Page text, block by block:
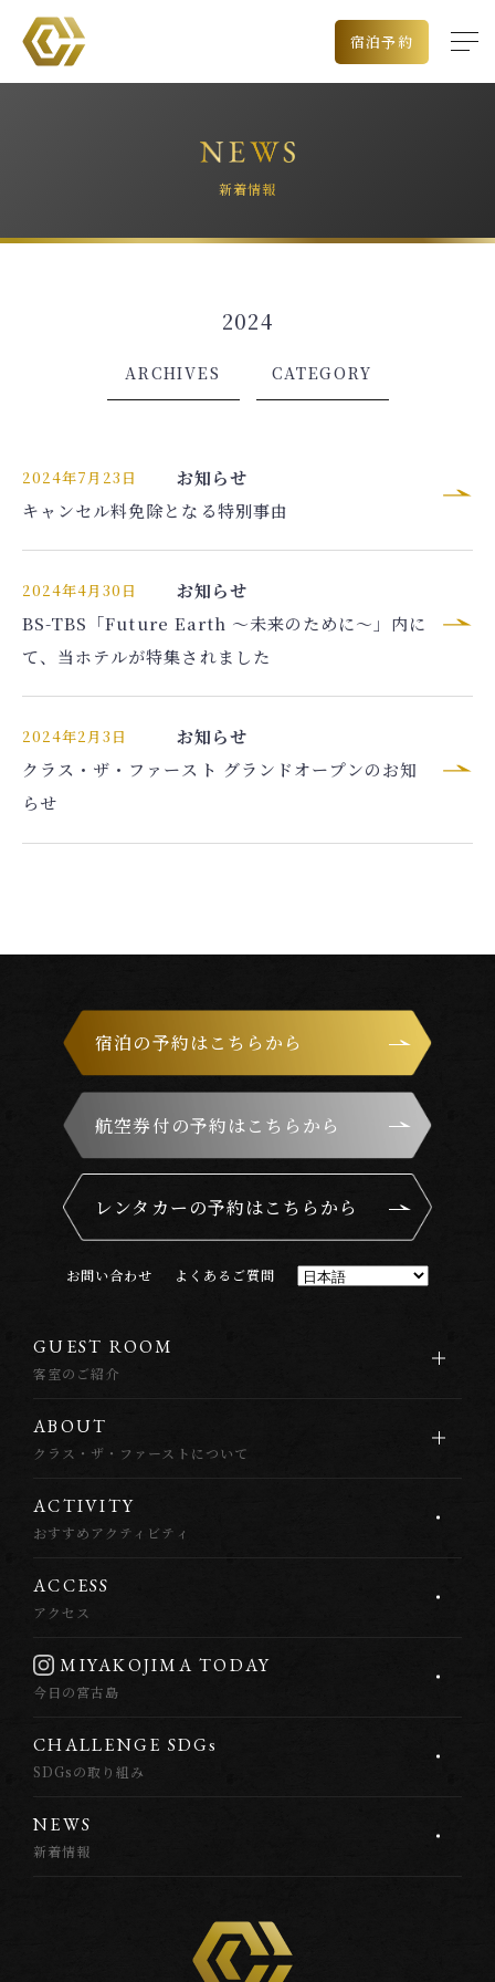
宿泊予約
新着情報
2024
ARCHIVES CATEGORY
2024年7月23日
お知らせ
キャンセル料免除となる特別事由
2024年4月30日
お知らせ
BS-TBS「Future Earth ～未来のために～」内に
て、当ホテルが特集されました
2024年2月3日
お知らせ
クラス・ザ・ファースト グランドオープンのお知
らせ
GUEST ROOM
客室のご紹介
ABOUT
クラス・ザ・ファーストについて
ACTIVITY
おすすめアクティビティ
ACCESS
アクセス
MIYAKOJIMA TODAY
今日の宮古島
CHALLENGE SDGs
SDGsの取り組み
NEWS
新着情報
宿泊の予約はこちらから
航空券付の予約はこちらから
レンタカーの予約はこちらから
お問い合わせ よ く あ る ご質問
宿泊人数
検索する
予約確認・キャンセル
航空券付きプランの利用方法はこちら